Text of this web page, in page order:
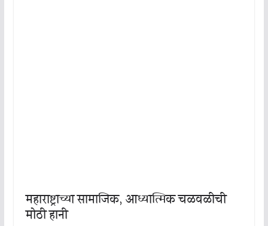
महाराष्ट्राच्या सामाजिक, आध्यात्मिक चळवळीची
मोठी हानी